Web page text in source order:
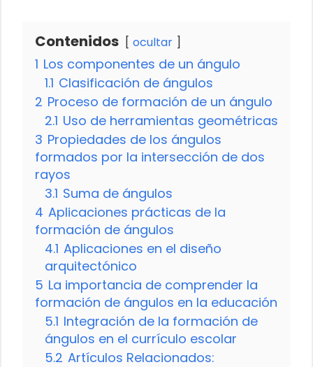
Contenidos ocultar
1 Los componentes de un ángulo
1.1 Clasificación de ángulos
2 Proceso de formación de un ángulo
2.1 Uso de herramientas geométricas
3 Propiedades de los ángulos
formados por la intersección de dos
rayos
3.1 Suma de ángulos
4 Aplicaciones prácticas de la
formación de ángulos
4.1 Aplicaciones en el diseño
arquitectónico
5 La importancia de comprender la
formación de ángulos en la educación
5.1 Integración de la formación de
ángulos en el currículo escolar
5.2 Artículos Relacionados: